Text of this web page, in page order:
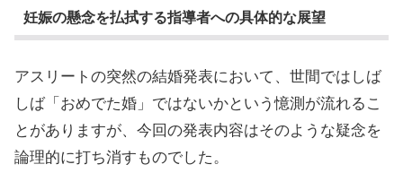
妊娠の懸念を払拭する指導者への具体的な展望
アスリートの突然の結婚発表において、世間ではしば
しば「おめでた婚」ではないかという憶測が流れるこ
とがありますが、今回の発表内容はそのような疑念を
論理的に打ち消すものでした。